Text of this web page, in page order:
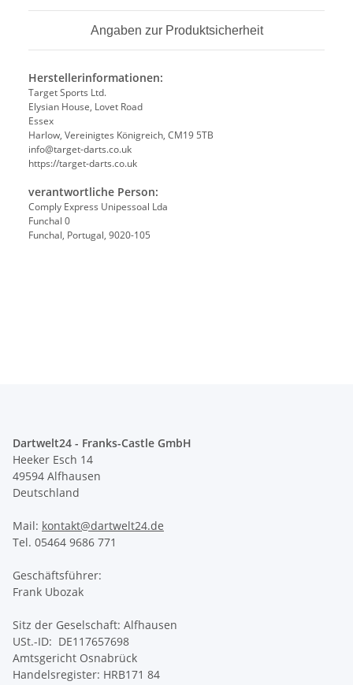
Angaben zur Produktsicherheit
Herstellerinformationen:
Target Sports Ltd.
Elysian House, Lovet Road
Essex
Harlow, Vereinigtes Königreich, CM19 5TB
info@target-darts.co.uk
https://target-darts.co.uk
verantwortliche Person:
Comply Express Unipessoal Lda
Funchal 0
Funchal, Portugal, 9020-105
Dartwelt24 - Franks-Castle GmbH
Heeker Esch 14
49594 Alfhausen
Deutschland
Mail: kontakt@dartwelt24.de
Tel. 05464 9686 771
Geschäftsführer:
Frank Ubozak
Sitz der Geselschaft: Alfhausen
USt.-ID: DE117657698
Amtsgericht Osnabrück
Handelsregister: HRB171 84